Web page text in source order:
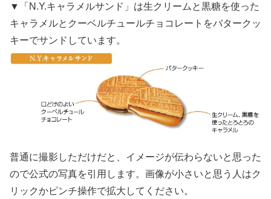
▼「N.Y.キャラメルサンド」は生クリームと黒糖を使った
キャラメルとクーベルチュールチョコレートをバタークッ
キーでサンドしています。
普通に撮影しただけだと、イメージが伝わらないと思った
ので公式の写真を引用します。画像が小さいと思う人はク
リックかピンチ操作で拡大してください。